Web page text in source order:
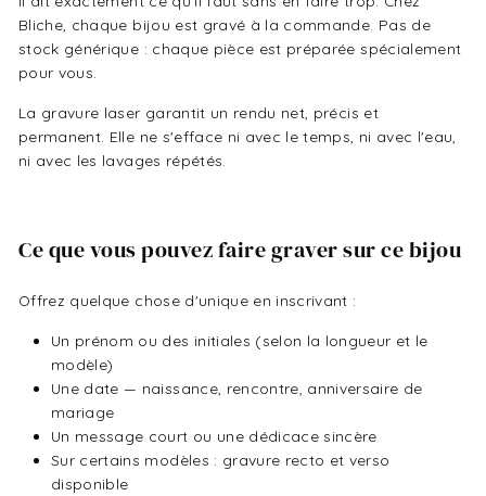
Bliche, chaque bijou est gravé à la commande. Pas de
stock générique : chaque pièce est préparée spécialement
pour vous.
La gravure laser garantit un rendu net, précis et
permanent. Elle ne s'efface ni avec le temps, ni avec l'eau,
ni avec les lavages répétés.
Ce que vous pouvez faire graver sur ce bijou
Offrez quelque chose d'unique en inscrivant :
Un prénom ou des initiales (selon la longueur et le
modèle)
Une date — naissance, rencontre, anniversaire de
mariage
Un message court ou une dédicace sincère
Sur certains modèles : gravure recto et verso
disponible